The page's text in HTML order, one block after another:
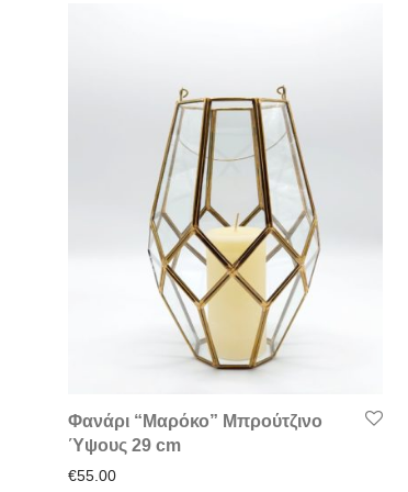
Φανάρι “Μαρόκο” Μπρούτζινο
Ύψους 29 cm
€55.00